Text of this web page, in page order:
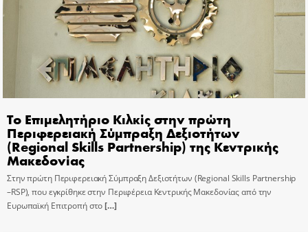
Το Επιμελητήριο Κιλκίς στην πρώτη
Περιφερειακή Σύμπραξη Δεξιοτήτων
(Regional Skills Partnership) της Κεντρικής
Μακεδονίας
Στην πρώτη Περιφερειακή Σύμπραξη Δεξιοτήτων (Regional Skills Partnership
–RSP), που εγκρίθηκε στην Περιφέρεια Κεντρικής Μακεδονίας από την
Ευρωπαϊκή Επιτροπή στο[…]